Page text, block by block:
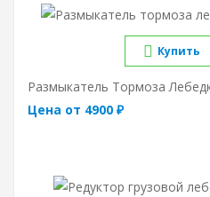
Купить
Размыкатель Тормоза
Цена от 4900 ₽